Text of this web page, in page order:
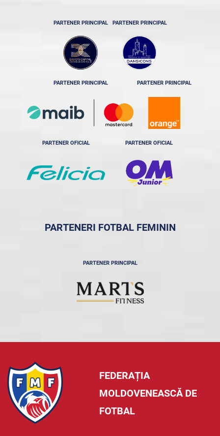
PARTENER PRINCIPAL PARTENER PRINCIPAL
PARTENER PRINCIPAL PARTENER PRINCIPAL
PARTENER OFICIAL PARTENER OFICIAL
PARTENERI FOTBAL FEMININ
PARTENER PRINCIPAL
FEDERAȚIA
MOLDOVENEASCĂ DE
FOTBAL